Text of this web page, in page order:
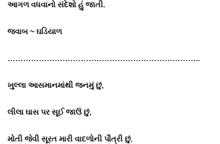
આગળ વધવાનો સંદેશો હું જાતી.
જવાબ ~ ઘડિયાળ
………………………………………………………………..
ખુલ્લા આસમાનમાંથી જનમું છું,
લીલા ઘાસ પર સૂઈ જાઉં છું,
મોતી જેવી સૂરત મારી વાદળોની પૌત્રી છું.